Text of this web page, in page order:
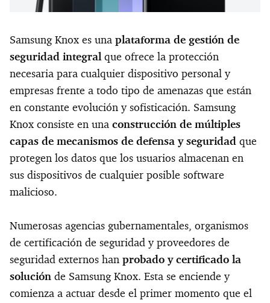
Samsung Knox es una plataforma de gestión de
seguridad integralque ofrece la protección
necesaria para cualquier dispositivo personal y
empresas frente a todo tipo de amenazas que están
en constante evolución y sofisticación. Samsung
Knox consiste en una construcción de múltiples
capas de mecanismos de defensa y seguridad que
protegen los datos que los usuarios almacenan en
sus dispositivos de cualquier posible software
malicioso.
Numerosas agencias gubernamentales, organismos
de certificación de seguridad y proveedores de
seguridad externos han probado y certificado la
solución de Samsung Knox. Esta se enciende y
comienza a actuar desde el primer momento que el